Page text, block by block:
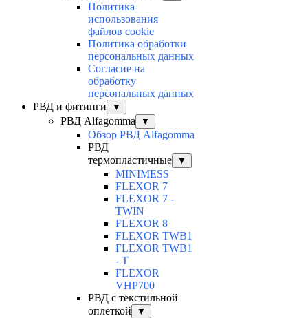
Политика
использования
файлов cookie
Политика обработки
персональных данных
Согласие на
обработку
персональных данных
РВД и фитинги
▼
РВД Alfagomma ▼
Обзор РВД Alfagomma
РВД
термопластичные
▼
MINIMESS
FLEXOR 7
FLEXOR 7 -
TWIN
FLEXOR 8
FLEXOR TWB1
FLEXOR TWB1
- T
FLEXOR
VHP700
РВД с текстильной
оплеткой
▼